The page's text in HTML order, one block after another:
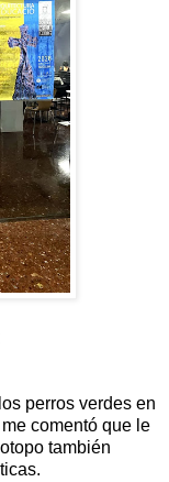
perros verdes en
comentó que le
también